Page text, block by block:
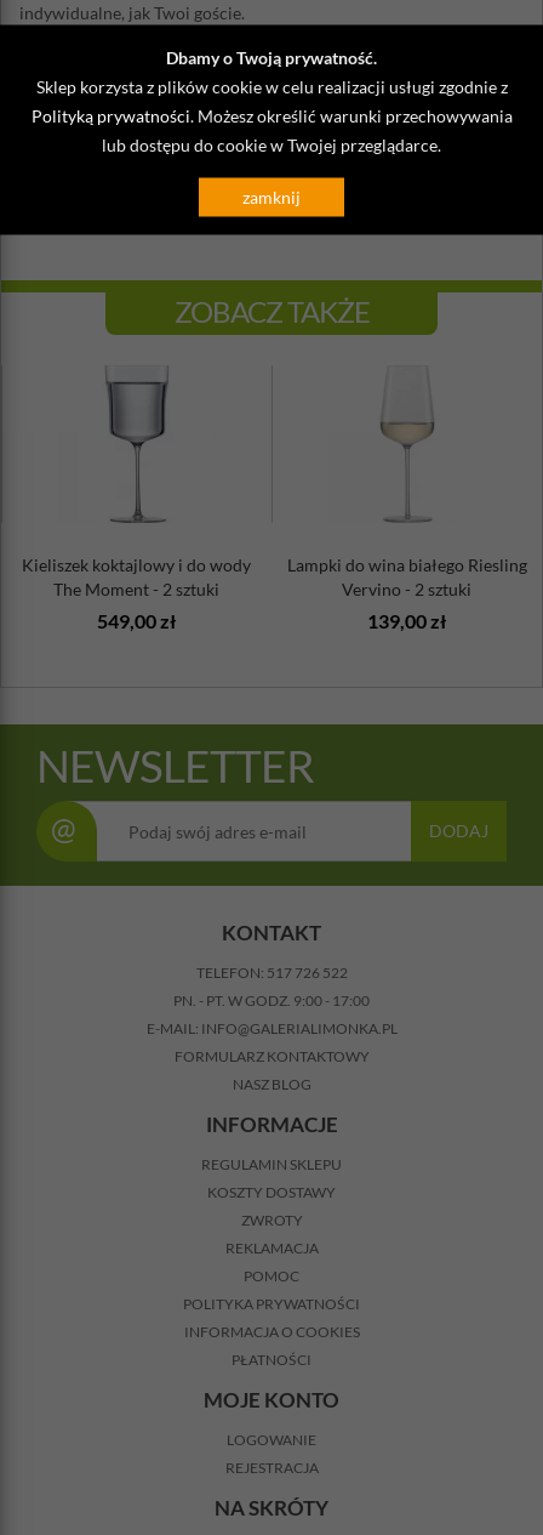
Dbamy o Twoją prywatność.
Sklep korzysta z plików cookie w celu realizacji usługi zgodnie z
Polityką prywatności . Możesz określić warunki przechowywania
lub dostępu do cookie w Twojej przeglądarce.
zamknij
indywidualne, jak Twoi goście.
Pojemność: 221 ml
Średnica: 6,5 cm
Waga: 0,55 g
Ilość w zestawie: 2 sztuki
Zaleca się mycie ręczne
ZOBACZ TAKŻE
Kieliszek koktajlowy i do wody
The Moment - 2 sztuki
549,00 zł
Lampki do wina białego Riesling
Vervino - 2 sztuki
139,00 zł
NEWSLETTER
@ DODAJ
KONTAKT
TELEFON: 517 726 522
PN. - PT. W GODZ. 9:00 - 17:00
E-MAIL: INFO@GALERIALIMONKA.PL
FORMULARZ KONTAKTOWY
NASZ BLOG
INFORMACJE
REGULAMIN SKLEPU
KOSZTY DOSTAWY
ZWROTY
REKLAMACJA
POMOC
POLITYKA PRYWATNOŚCI
INFORMACJA O COOKIES
PŁATNOŚCI
MOJE KONTO
LOGOWANIE
REJESTRACJA
NA SKRÓTY